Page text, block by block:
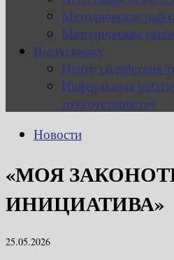
Методическая
Методические
Выпускнику
Центр содействия
Информация
трудоустройству
Новости
«МОЯ
ИНИЦИАТИВА»
25.05.2026